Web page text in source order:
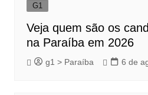
G1
Veja quem são os
na Paraíba em 2026
g1 > Paraíba 6 de